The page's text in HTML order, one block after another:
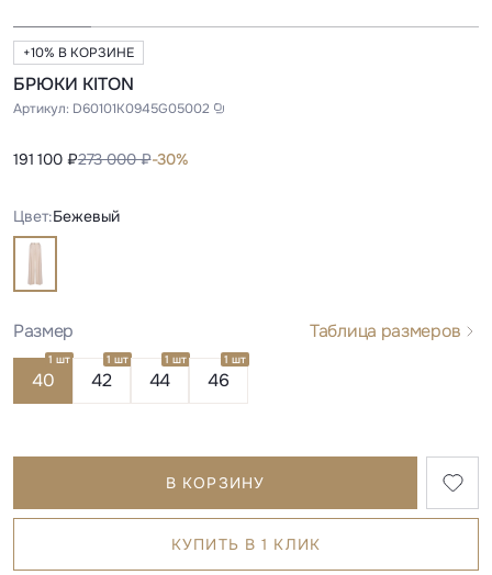
+10% В КОРЗИНЕ
БРЮКИ KITON
Артикул: D60101K0945G05002
191 100 ₽273 000 ₽-30%
Цвет:Бежевый
Размер Таблица размеров
40
1 шт
42
1 шт
44
1 шт
46
1 шт
В КОРЗИНУ
КУПИТЬ В 1 КЛИК